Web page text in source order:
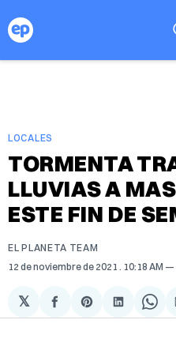
LOCALES
TORMENTA
LLUVIAS A
ESTE FIN DE
EL PLANETA TEAM
12 de noviembre de 2021 . 10:18 AM
𝕏
Compartir
en
Share
on
en
on